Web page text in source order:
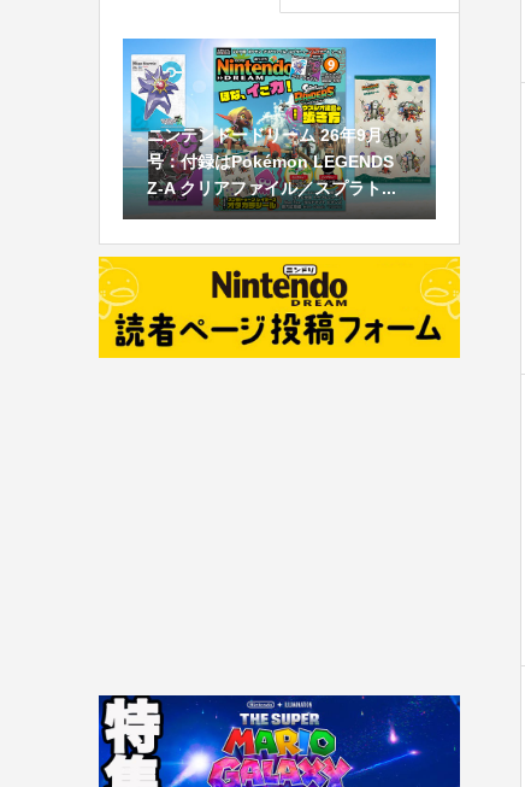
ニンテンドードリーム 26年9月
号：付録はPokémon LEGENDS
Z-A クリアファイル／スプラト...